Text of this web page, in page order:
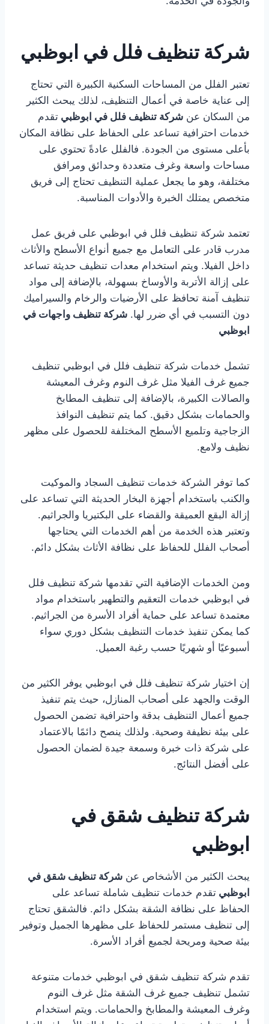
شركة تنظيف فلل في ابوظبي
تعتبر الفلل من المساحات السكنية الكبيرة التي تحتاج
إلى عناية خاصة في أعمال التنظيف، لذلك يبحث الكثير
من السكان عن شركة تنظيف فلل في ابوظبي تقدم
خدمات احترافية تساعد على الحفاظ على نظافة المكان
بأعلى مستوى من الجودة. فالفلل عادةً تحتوي على
مساحات واسعة وغرف متعددة وحدائق ومرافق
مختلفة، وهو ما يجعل عملية التنظيف تحتاج إلى فريق
متخصص يمتلك الخبرة والأدوات المناسبة.
تعتمد شركة تنظيف فلل في ابوظبي على فريق عمل
مدرب قادر على التعامل مع جميع أنواع الأسطح والأثاث
داخل الفيلا. ويتم استخدام معدات تنظيف حديثة تساعد
على إزالة الأتربة والأوساخ بسهولة، بالإضافة إلى مواد
تنظيف آمنة تحافظ على الأرضيات والرخام والسيراميك
دون التسبب في أي ضرر لها. شركة تنظيف واجهات في
ابوظبي
تشمل خدمات شركة تنظيف فلل في ابوظبي تنظيف
جميع غرف الفيلا مثل غرف النوم وغرف المعيشة
والصالات الكبيرة، بالإضافة إلى تنظيف المطابخ
والحمامات بشكل دقيق. كما يتم تنظيف النوافذ
الزجاجية وتلميع الأسطح المختلفة للحصول على مظهر
نظيف ولامع.
كما توفر الشركة خدمات تنظيف السجاد والموكيت
والكنب باستخدام أجهزة البخار الحديثة التي تساعد على
إزالة البقع العميقة والقضاء على البكتيريا والجراثيم.
وتعتبر هذه الخدمة من أهم الخدمات التي يحتاجها
أصحاب الفلل للحفاظ على نظافة الأثاث بشكل دائم.
ومن الخدمات الإضافية التي تقدمها شركة تنظيف فلل
في ابوظبي خدمات التعقيم والتطهير باستخدام مواد
معتمدة تساعد على حماية أفراد الأسرة من الجراثيم.
كما يمكن تنفيذ خدمات التنظيف بشكل دوري سواء
أسبوعيًا أو شهريًا حسب رغبة العميل.
إن اختيار شركة تنظيف فلل في ابوظبي يوفر الكثير من
الوقت والجهد على أصحاب المنازل، حيث يتم تنفيذ
جميع أعمال التنظيف بدقة واحترافية تضمن الحصول
على بيئة نظيفة وصحية. ولذلك ينصح دائمًا بالاعتماد
على شركة ذات خبرة وسمعة جيدة لضمان الحصول
على أفضل النتائج.
شركة تنظيف شقق في
ابوظبي
يبحث الكثير من الأشخاص عن شركة تنظيف شقق في
ابوظبي تقدم خدمات تنظيف شاملة تساعد على
الحفاظ على نظافة الشقة بشكل دائم. فالشقق تحتاج
إلى تنظيف مستمر للحفاظ على مظهرها الجميل وتوفير
بيئة صحية ومريحة لجميع أفراد الأسرة.
تقدم شركة تنظيف شقق في ابوظبي خدمات متنوعة
تشمل تنظيف جميع غرف الشقة مثل غرف النوم
وغرف المعيشة والمطابخ والحمامات. ويتم استخدام